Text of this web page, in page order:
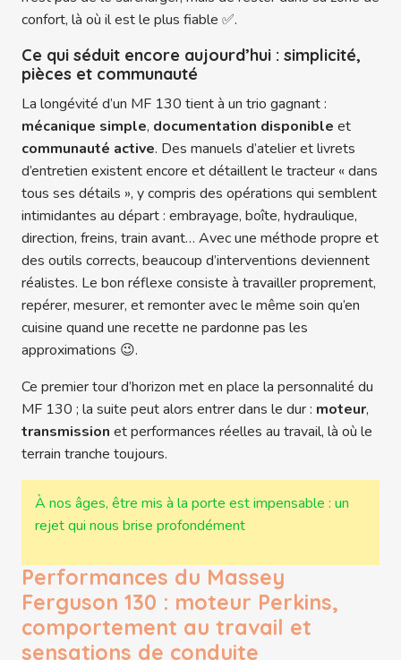
confort, là où il est le plus fiable ✅.
Ce qui séduit encore aujourd’hui : simplicité,
pièces et communauté
La longévité d’un MF 130 tient à un trio gagnant :
mécanique simple, documentation disponible et
communauté active. Des manuels d’atelier et livrets
d’entretien existent encore et détaillent le tracteur « dans
tous ses détails », y compris des opérations qui semblent
intimidantes au départ : embrayage, boîte, hydraulique,
direction, freins, train avant… Avec une méthode propre et
des outils corrects, beaucoup d’interventions deviennent
réalistes. Le bon réflexe consiste à travailler proprement,
repérer, mesurer, et remonter avec le même soin qu’en
cuisine quand une recette ne pardonne pas les
approximations 😉.
Ce premier tour d’horizon met en place la personnalité du
MF 130 ; la suite peut alors entrer dans le dur : moteur,
transmission et performances réelles au travail, là où le
terrain tranche toujours.
À nos âges, être mis à la porte est impensable : un
rejet qui nous brise profondément
Performances du Massey
Ferguson 130 : moteur Perkins,
comportement au travail et
sensations de conduite